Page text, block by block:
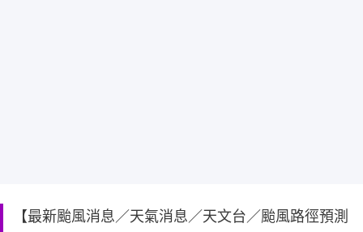
【最新颱風消息／天氣消息／天文台／颱風路徑預測